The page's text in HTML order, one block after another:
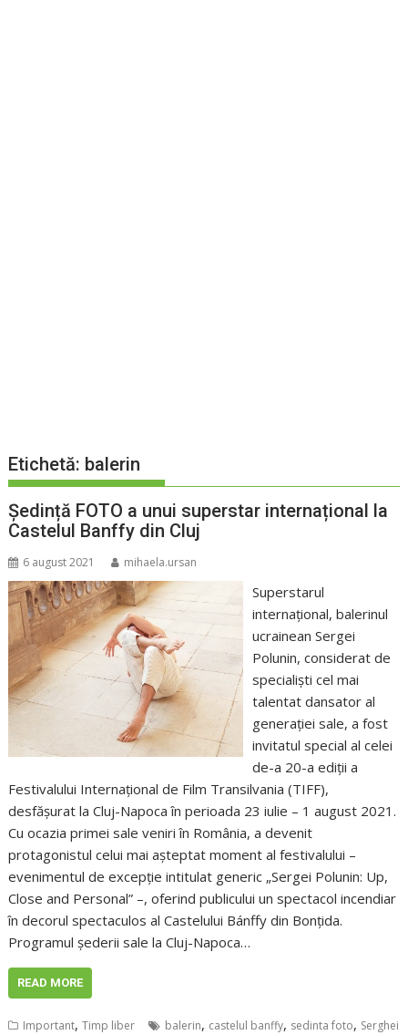
Etichetă: balerin
Ședință FOTO a unui superstar internațional la
Castelul Banffy din Cluj
6 august 2021 mihaela.ursan
Superstarul
internaţional, balerinul
ucrainean Sergei
Polunin, considerat de
specialişti cel mai
talentat dansator al
generaţiei sale, a fost
invitatul special al celei
de-a 20-a ediţii a
Festivalului Internaţional de Film Transilvania (TIFF),
desfăşurat la Cluj-Napoca în perioada 23 iulie – 1 august 2021.
Cu ocazia primei sale veniri în România, a devenit
protagonistul celui mai aşteptat moment al festivalului –
evenimentul de excepţie intitulat generic „Sergei Polunin: Up,
Close and Personal” –, oferind publicului un spectacol incendiar
în decorul spectaculos al Castelului Bánffy din Bonţida.
Programul şederii sale la Cluj-Napoca…
READ MORE
Important,Timp liber balerin, castelul banffy, sedinta foto, Serghei